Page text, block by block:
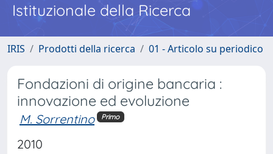
Istituzionale della Ricerca
IRIS Prodotti della ricerca 01 - Articolo su periodico
Fondazioni di origine bancaria :
innovazione ed evoluzione
M. Sorrentino Primo
2010